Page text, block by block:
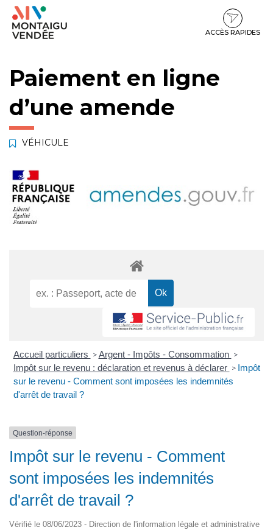
Gestion des traceurs
Aller
Aller
contenu
Aller
pied
ACCÈS RAPIDES
Paiement en ligne
d’une amende
VÉHICULE
Accueil particuliers > Argent - Impôts - Consommation >
Impôt sur le revenu : déclaration et revenus à déclarer > Impôt
sur le revenu - Comment sont imposées les indemnités
d'arrêt de travail ?
Question-réponse
Impôt sur le revenu - Comment
sont imposées les indemnités
d'arrêt de travail ?
Vérifié le 08/06/2023 - Direction de l'information légale et administrative